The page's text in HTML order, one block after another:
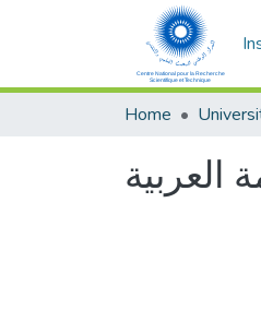
Home
العربية